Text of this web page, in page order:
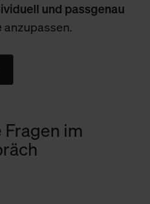
und passgenau
anzupassen.
Fragen im